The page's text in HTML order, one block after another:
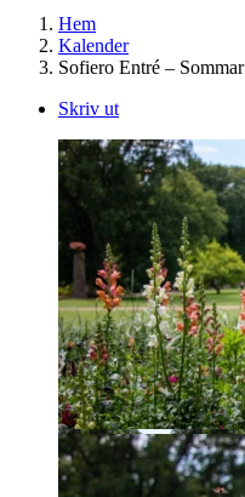
Hem
Kalender
Sofiero Entré – Sommar
Skriv ut